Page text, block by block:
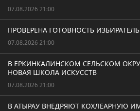
07.08.2026 21:00
ПРОВЕРЕНА ГОТОВНОСТЬ
07.08.2026 21:00
В ЕРКИНКАЛИНСКОМ СЕЛЬСКОМ
НОВАЯ ШКОЛА ИСКУССТВ
07.08.2026 21:00
В АТЫРАУ ВНЕДРЯЮТ КОХЛЕАРНУЮ